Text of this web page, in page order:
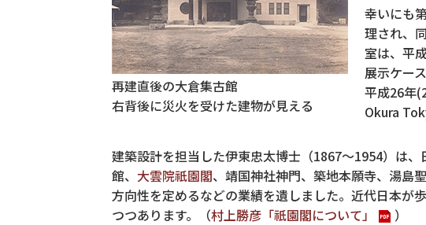
再建直後の大倉集古館
右背後に災火を受けた建物が見える
幸いにも
理され、
室は、平
展示ケー
平成26年
Okura
建築設計を担当した伊東忠太博士（1867～1954）は
館、 大雲院祇園閣、靖国神社神門、築地本願寺、湯島
方向性を定めるなどの業績を遺しました。近代日本が
つつあります。（村上勝彦「祇園閣について」
）